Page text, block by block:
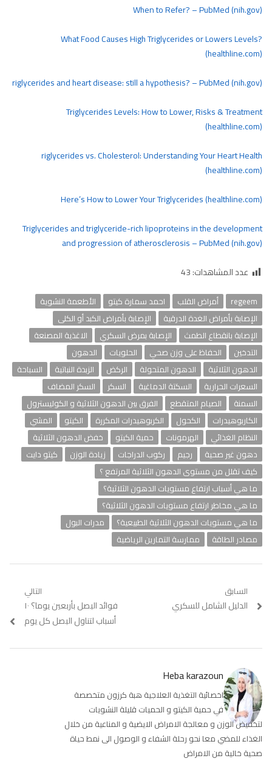
When to Refer? – PubMed (nih.gov)
What Food Causes High Triglycerides or Lowers Levels?
(healthline.com)
riglycerides and heart disease: still a hypothesis? – PubMed (nih.gov)
Triglycerides Levels: How to Lower, Risks & Treatment
(healthline.com)
riglycerides vs. Cholesterol: Understanding Your Heart Health
(healthline.com)
Here’s How to Lower Your Triglycerides (healthline.com)
Triglycerides and triglyceride-rich lipoproteins in the development
and progression of atherosclerosis – PubMed (nih.gov)
عدد المشاهدات:43
regeem أمراض القلب احمد سمارة كيتو
الأطعمة النشوية
الإصابة بأمراض الغدة الدرقية
الإصابة بأمراض الكبد أو الكلى
الإصابة بانقطاع الطمث
الإصابة بمرض السكري
الاغذية المصنعة
التدخين
الحفاظ على وزن صحي الحلويات
الدهون
الدهون الثلاثية
الدهون المتحولة الركض الزبدة النباتية
السباحة
السعرات الحرارية
السكتة الدماغية السكر
السكر المضاف
السمنة
الصيام المتقطع
الفرق بين الدهون الثلاثية و الكوليسترول
الكاربوهيدرات
الكحول الكربوهيدرات المكررة الكيتو
المشي
النظام الغذائي
الهرمونات حمية الكيتو
خفض الدهون الثلاثية
دهون غير صحية
رجيم ركوب الدراجات زيادة الوزن
كيتو دايت
كيف تقلل من مستوى الدهون الثلاثية المرتفع ؟
ما هي أسباب ارتفاع مستويات الدهون الثلاثية؟
ما هي مخاطر ارتفاع مستويات الدهون الثلاثية؟
ما هي مستويات الدهون الثلاثية الطبيعية؟
مدرات البول
مصادر الطاقة
ممارسة التمارين الرياضية
تصفّح
المقالات
السابق
Previous
الدليل الشامل للسكري
التالي
Next
post:
فوائد البصل بأربعين يوما؟ ١٠
أسباب لتناول البصل كل يوم
Heba karazoun
اخصائية التغذية العلاجية هبة كرزون متخصصة
في حمية الكيتو و الحميات قليلة النشويات
لتخفيض الوزن و معالجة الامراض الايضية و المناعية من خلال
الغذاء للمضي معا نحو رحلة الشفاء و الوصول الى نمط حياة
صحية خالية من الامراض